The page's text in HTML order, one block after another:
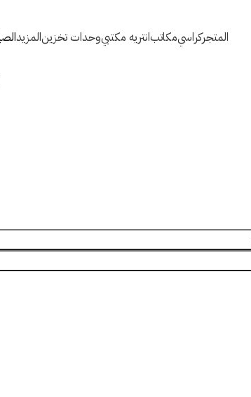
المتجركراسيمكاتبانتريه مكتبيوحدات تخزينالمزيد